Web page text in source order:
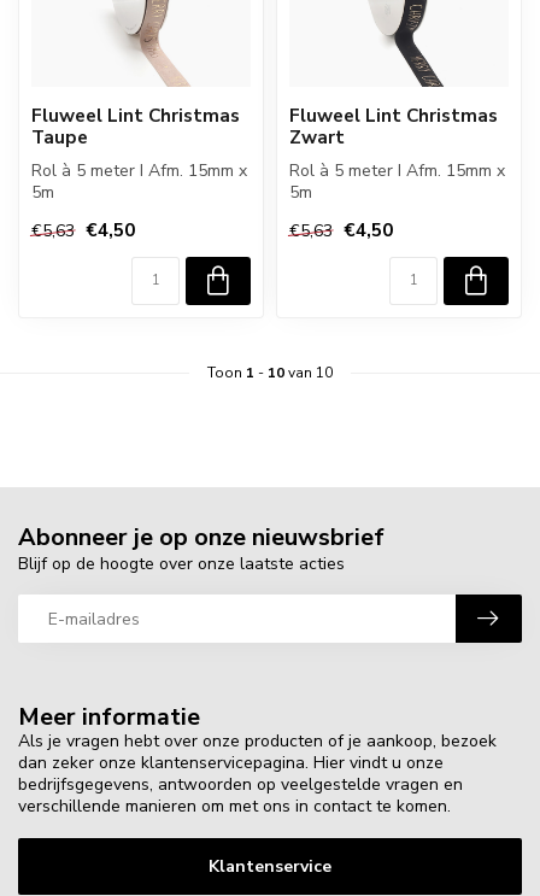
Fluweel Lint Christmas
Taupe
Rol à 5 meter I Afm. 15mm x
5m
€5,63 €4,50
Fluweel Lint Christmas
Zwart
Rol à 5 meter I Afm. 15mm x
5m
€5,63 €4,50
Toon 1 - 10van 10
Meer informatie
Als je vragen hebt over onze producten of je aankoop, bezoek
dan zeker onze klantenservicepagina. Hier vindt u onze
bedrijfsgegevens, antwoorden op veelgestelde vragen en
verschillende manieren om met ons in contact te komen.
Klantenservice
Abonneer je op onze nieuwsbrief
Blijf op de hoogte over onze laatste acties